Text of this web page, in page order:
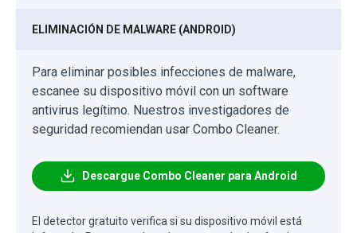
ELIMINACIÓN DE MALWARE (ANDROID)
Para eliminar posibles infecciones de malware,
escanee su dispositivo móvil con un software
antivirus legítimo. Nuestros investigadores de
seguridad recomiendan usar Combo Cleaner.
Descargue Combo Cleaner para Android
El detector gratuito verifica si su dispositivo móvil está